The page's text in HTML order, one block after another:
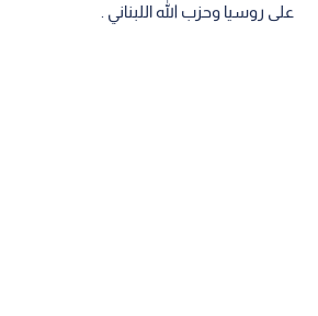
على روسيا وحزب الله اللبناني .